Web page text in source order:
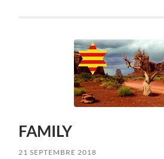
FAMILY
21 SEPTEMBRE 2018